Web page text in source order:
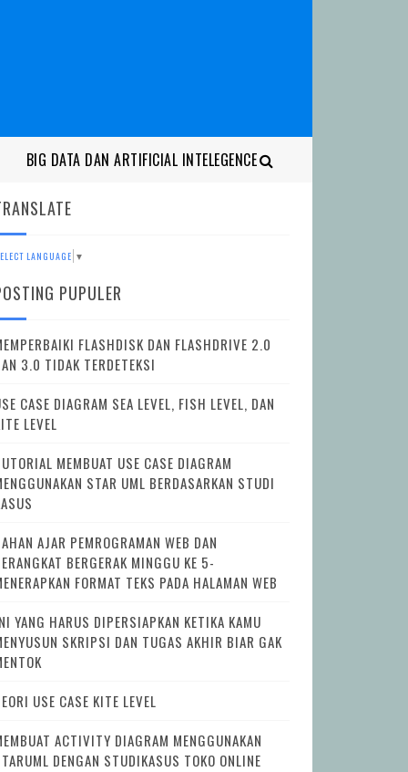
BIG DATA DAN ARTIFICIAL INTELEGENCE
LANGUAGE ▼
PUPULER
FLASHDISK DAN FLASHDRIVE 2.0
3.0 TIDAK TERDETEKSI
CASE DIAGRAM SEA LEVEL, FISH LEVEL, DAN
LEVEL
MEMBUAT USE CASE DIAGRAM
STAR UML BERDASARKAN STUDI
AJAR PEMROGRAMAN WEB DAN
BERGERAK MINGGU KE 5-
FORMAT TEKS PADA HALAMAN WEB
YANG HARUS DIPERSIAPKAN KETIKA KAMU
SKRIPSI DAN TUGAS AKHIR BIAR GAK
USE CASE KITE LEVEL
ACTIVITY DIAGRAM MENGGUNAKAN
DENGAN STUDIKASUS TOKO ONLINE